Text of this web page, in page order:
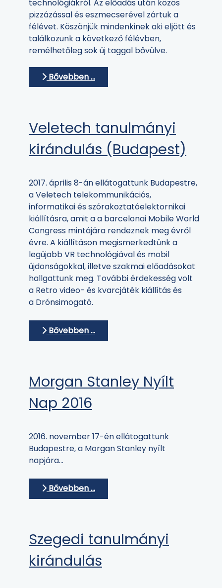
technológiákról. Az előadás után közös
pizzázással és eszmecserével zártuk a
félévet. Köszönjük mindenkinek aki eljött és
találkozunk a következő félévben,
remélhetőleg sok új taggal bővülve.
Bővebben …
Veletech tanulmányi
kirándulás (Budapest)
2017. április 8-án ellátogattunk Budapestre,
a Veletech telekommunikációs,
informatikai és szórakoztatóelektornikai
kiállításra, amit a a barcelonai Mobile World
Congress mintájára rendeznek meg évről
évre. A kiállításon megismerkedtünk a
legújabb VR technológiával és mobil
újdonságokkal, illetve szakmai előadásokat
hallgattunk meg. További érdekesség volt
a Retro video- és kvarcjáték kiállítás és
a Drónsimogató.
Bővebben …
Morgan Stanley Nyílt
Nap 2016
2016. november 17-én ellátogattunk
Budapestre, a Morgan Stanley nyílt
napjára...
Bővebben …
Szegedi tanulmányi
kirándulás